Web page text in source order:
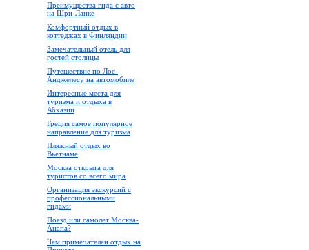
Преимущества гида с авто
на Шри-Ланке
Комфортный отдых в
коттеджах в Финляндии
Замечательный отель для
гостей столицы
Путешествие по Лос-
Анджелесу на автомобиле
Интересные места для
туризма и отдыха в
Абхазии
Греция самое популярное
направление для туризма
Пляжный отдых во
Вьетнаме
Москва открыта для
туристов со всего мира
Организация экскурсий с
профессиональными
гидами
Поезд или самолет Москва-
Анапа?
Чем примечателен отдых на